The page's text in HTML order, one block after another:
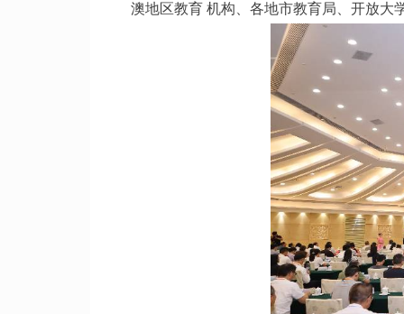
澳地区教育 机构、各地市教育局、开放大